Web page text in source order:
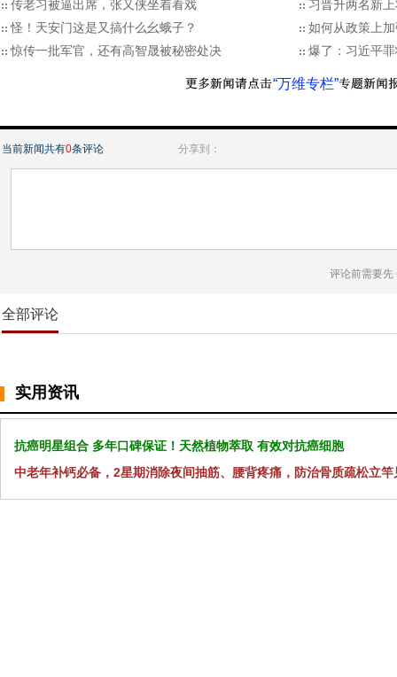
传老习被逼出席，张又侠坐着看戏
习晋升两名新
怪！天安门这是又搞什么幺蛾子？
如何从政策上
惊传一批军官，还有高智晟被秘密处决
爆了：习近平
“万维专栏”
当前新闻共有0条评论 分享到：
评论前需要先
全部评论
实用资讯
抗癌明星组合 多年口碑保证！天然植物萃取 有效对抗癌细胞
中老年补钙必备，2星期消除夜间抽筋、腰背疼痛，防治骨质疏松立竿